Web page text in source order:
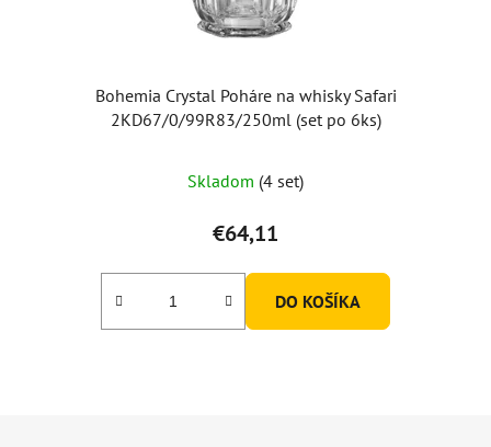
Bohemia Crystal Poháre na whisky Safari
2KD67/0/99R83/250ml (set po 6ks)
Skladom (4 set)
€64,11
DO KOŠÍKA